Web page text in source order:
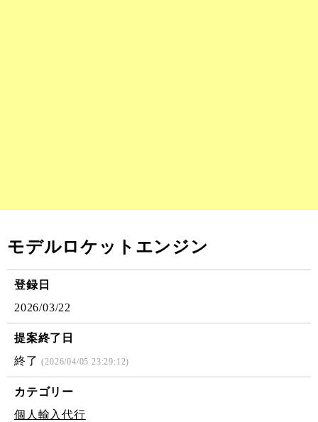
モデルロケットエンジン
登録日
2026/03/22
提案終了日
終了 (2026/04/05 23:29:12)
カテゴリー
個人輸入代行